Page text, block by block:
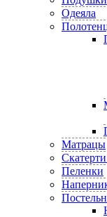
Одеяла
Матрацы
Пеленки